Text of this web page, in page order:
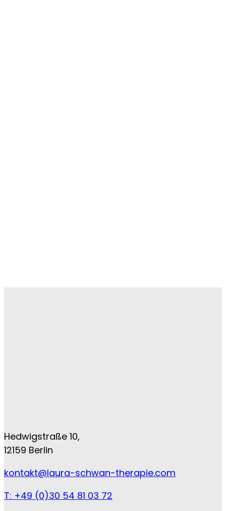
Hedwigstraße 10,
12159 Berlin
kontakt@laura-schwan-therapie.com
T: +49 (0)30 54 81 03 72